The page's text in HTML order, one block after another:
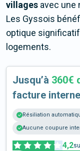
villages avec une
Les Gyssois
optique
logements.
Jusqu’à 360€
facture
Résiliation
Aucune coupure
4,2